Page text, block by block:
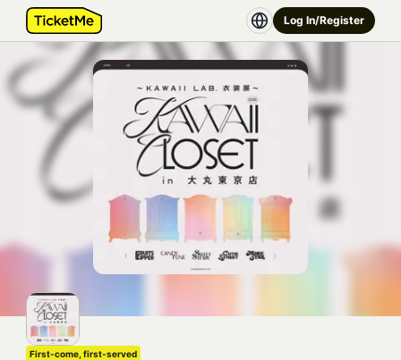
Log In/Register
First-come, first-served